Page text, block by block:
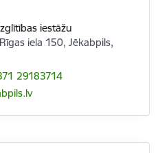
iestāžu
Rīgas iela 150, Jēkabpils,
29183714